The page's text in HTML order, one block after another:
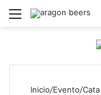
Menú
Inicio/Evento/